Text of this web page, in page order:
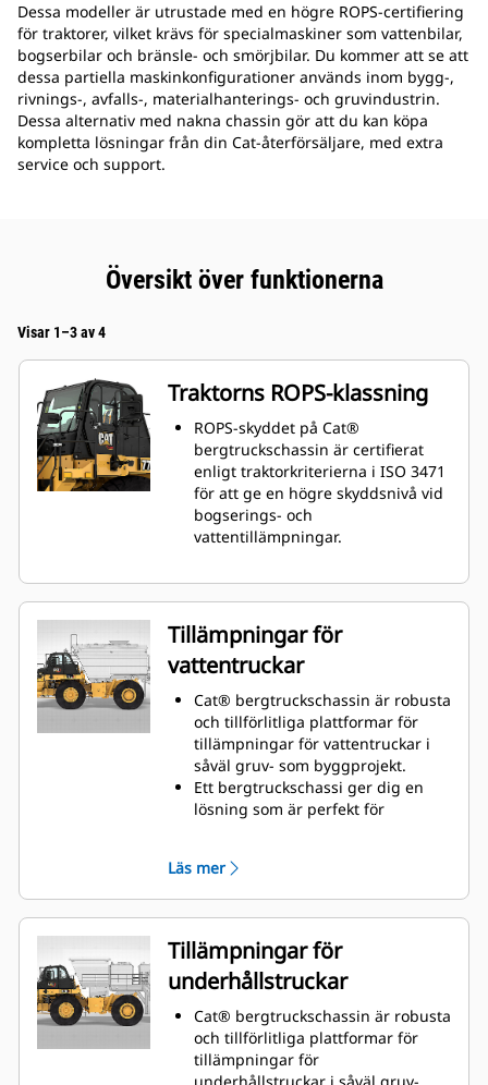
Dessa modeller är utrustade med en högre ROPS-certifiering
för traktorer, vilket krävs för specialmaskiner som vattenbilar,
bogserbilar och bränsle- och smörjbilar. Du kommer att se att
dessa partiella maskinkonfigurationer används inom bygg-,
rivnings-, avfalls-, materialhanterings- och gruvindustrin.
Dessa alternativ med nakna chassin gör att du kan köpa
kompletta lösningar från din Cat-återförsäljare, med extra
service och support.
Översikt över funktionerna
Visar 1–3 av 4
Traktorns ROPS-klassning
ROPS-skyddet på Cat®
bergtruckschassin är certifierat
enligt traktorkriterierna i ISO 3471
för att ge en högre skyddsnivå vid
bogserings- och
vattentillämpningar.
Tillämpningar för
vattentruckar
Cat® bergtruckschassin är robusta
och tillförlitliga plattformar för
tillämpningar för vattentruckar i
såväl gruv- som byggprojekt.
Ett bergtruckschassi ger dig en
lösning som är perfekt för
tillämpningar.
Caterpillar arbetar tillsammans
med OEM-tillverkare över hela
världen för att matcha lämpliga
chassin med tillämpningar för
vattentruckar, allt tillgängligt hos
din lokala Cat-återförsäljare, så att
du får den bästa lösningen för just
din verksamhet.
Läs mer
Tillämpningar för
underhållstruckar
Cat® bergtruckschassin är robusta
och tillförlitliga plattformar för
tillämpningar för